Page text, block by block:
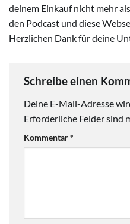
deinem Einkauf nicht mehr
den Podcast und diese
Herzlichen Dank für deine
Schreibe einen
Deine E-Mail-Adresse
Erforderliche Felder sind
Kommentar*